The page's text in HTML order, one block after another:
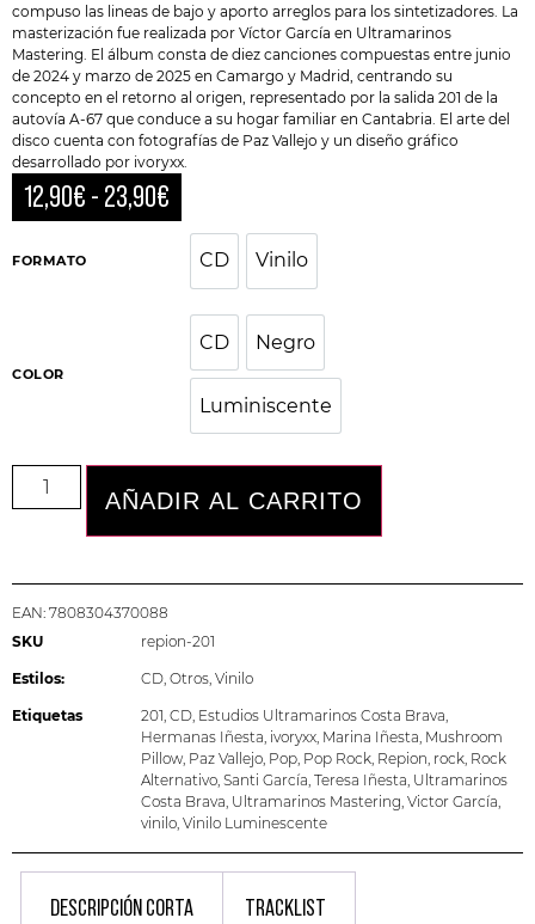
compuso las lineas de bajo y aporto arreglos para los sintetizadores. La
masterización fue realizada por Víctor García en Ultramarinos
Mastering. El álbum consta de diez canciones compuestas entre junio
de 2024 y marzo de 2025 en Camargo y Madrid, centrando su
concepto en el retorno al origen, representado por la salida 201 de la
autovía A-67 que conduce a su hogar familiar en Cantabria. El arte del
disco cuenta con fotografías de Paz Vallejo y un diseño gráfico
desarrollado por ivoryxx.
12,90€ - 23,90€
FORMATO CD Vinilo
COLOR
CD
CD Negro
Negro
Luminiscente
Luminiscente
AÑADIR AL CARRITO
EAN: 7808304370088
SKU
repion-201
Estilos: CD, Otros, Vinilo
Etiquetas 201, CD, Estudios Ultramarinos Costa Brava,
Hermanas Iñesta, ivoryxx, Marina Iñesta, Mushroom
Pillow, Paz Vallejo, Pop, Pop Rock, Repion, rock, Rock
Alternativo, Santi García, Teresa Iñesta, Ultramarinos
Costa Brava, Ultramarinos Mastering, Victor García,
vinilo, Vinilo Luminescente
DESCRIPCIÓN CORTA TRACKLIST